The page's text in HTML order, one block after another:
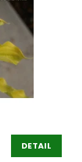
DETAIL